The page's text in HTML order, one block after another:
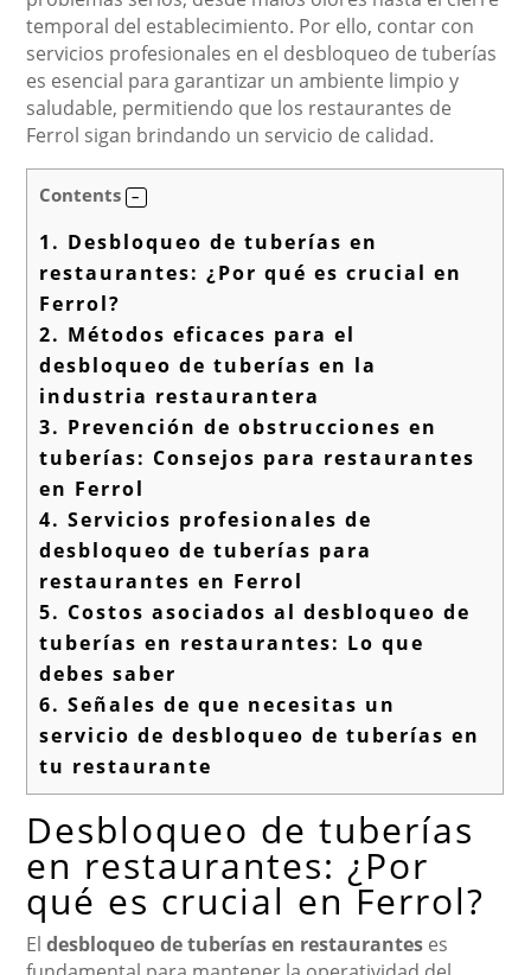
temporal del establecimiento. Por ello, contar con
servicios profesionales en el desbloqueo de tuberías
es esencial para garantizar un ambiente limpio y
saludable, permitiendo que los restaurantes de
Ferrol sigan brindando un servicio de calidad.
Contents
1. Desbloqueo de tuberías en
restaurantes: ¿Por qué es crucial en
Ferrol?
2. Métodos eficaces para el
desbloqueo de tuberías en la
industria restaurantera
3. Prevención de obstrucciones en
tuberías: Consejos para restaurantes
en Ferrol
4. Servicios profesionales de
desbloqueo de tuberías para
restaurantes en Ferrol
5. Costos asociados al desbloqueo de
tuberías en restaurantes: Lo que
debes saber
6. Señales de que necesitas un
servicio de desbloqueo de tuberías en
tu restaurante
Desbloqueo de tuberías
en restaurantes: ¿Por
qué es crucial en Ferrol?
Eldesbloqueo de tuberías en restaurantes es